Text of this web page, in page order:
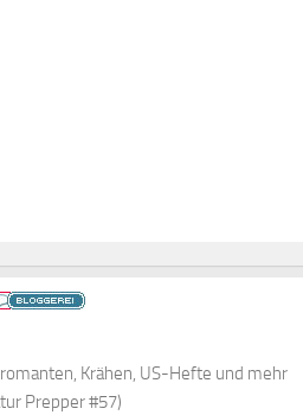
Krähen, US-Hefte und mehr
Prepper #57)